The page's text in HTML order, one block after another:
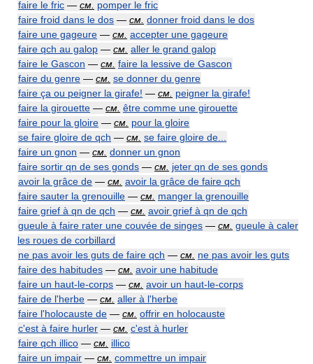
faire le fric — см. pomper le fric
faire froid dans le dos — см. donner froid dans le dos
faire une gageure — см. accepter une gageure
faire qch au galop — см. aller le grand galop
faire le Gascon — см. faire la lessive de Gascon
faire du genre — см. se donner du genre
faire ça ou peigner la girafe! — см. peigner la girafe!
faire la girouette — см. être comme une girouette
faire pour la gloire — см. pour la gloire
se faire gloire de qch — см. se faire gloire de...
faire un gnon — см. donner un gnon
faire sortir qn de ses gonds — см. jeter qn de ses gonds
avoir la grâce de — см. avoir la grâce de faire qch
faire sauter la grenouille — см. manger la grenouille
faire grief à qn de qch — см. avoir grief à qn de qch
gueule à faire rater une couvée de singes — см. gueule à caler
les roues de corbillard
ne pas avoir les guts de faire qch — см. ne pas avoir les guts
faire des habitudes — см. avoir une habitude
faire un haut-le-corps — см. avoir un haut-le-corps
faire de l'herbe — см. aller à l'herbe
faire l'holocauste de — см. offrir en holocauste
c'est à faire hurler — см. c'est à hurler
faire qch illico — см. illico
faire un impair — см. commettre un impair